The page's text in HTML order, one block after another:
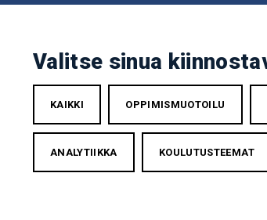
Valitse sinua
KAIKKI OPPIMISMUOTOILU
ANALYTIIKKA KOULUTUSTEEMAT